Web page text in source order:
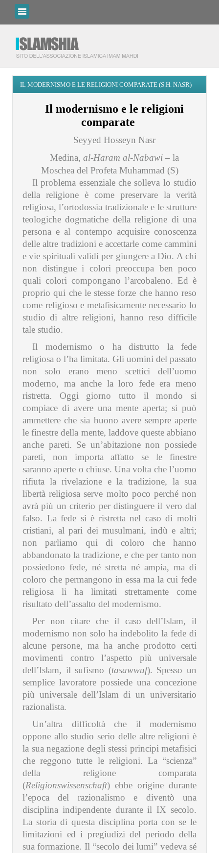
IL MODERNISMO E LE RELIGIONI COMPARATE (S.H. NASR)
Il modernismo e le religioni
comparate
Seyyed Hosseyn Nasr
Medina, al-Haram al-Nabawi – la
Moschea del Profeta Muhammad (S)
Il problema essenziale che solleva lo studio
della religione è come preservare la verità
religiosa, l’ortodossia tradizionale e le strutture
teologiche dogmatiche della religione di una
persona e al contempo acquisire conoscenza
delle altre tradizioni e accettarle come cammini
e vie spirituali validi per giungere a Dio. A chi
non distingue i colori preoccupa ben poco
quali colori compongano l’arcobaleno. Ed è
proprio qui che le stesse forze che hanno reso
come religioso e metafisicamente necessario lo
studio di altre religioni, hanno reso difficile
tale studio.
Il modernismo o ha distrutto la fede
religiosa o l’ha limitata. Gli uomini del passato
non solo erano meno scettici dell’uomo
moderno, ma anche la loro fede era meno
ristretta. Oggi giorno tutto il mondo si
compiace di avere una mente aperta; si può
ammettere che sia buono avere sempre aperte
le finestre della mente, laddove queste abbiano
anche pareti. Se un’abitazione non possiede
pareti, non importa affatto se le finestre
saranno aperte o chiuse. Una volta che l’uomo
rifiuta la rivelazione e la tradizione, la sua
libertà religiosa serve molto poco perché non
avrà più un criterio per distinguere il vero dal
falso. La fede si è ristretta nel caso di molti
cristiani, al pari dei musulmani, indù e altri;
non parliamo qui di coloro che hanno
abbandonato la tradizione, e che per tanto non
possiedono fede, né stretta né ampia, ma di
coloro che permangono in essa ma la cui fede
religiosa li ha limitati strettamente come
risultato dell’assalto del modernismo.
Per non citare che il caso dell’Islam, il
modernismo non solo ha indebolito la fede di
alcune persone, ma ha anche prodotto certi
movimenti contro l’aspetto più universale
dell’Islam, il sufismo (tasawwuf). Spesso un
semplice lavoratore possiede una concezione
più universale dell’Islam di un universitario
razionalista.
Un’altra difficoltà che il modernismo
oppone allo studio serio delle altre religioni è
la sua negazione degli stessi principi metafisici
che reggono tutte le religioni. La “scienza”
della religione comparata
(Religionswissenschaft) ebbe origine durante
l’epoca del razionalismo e diventò una
disciplina indipendente durante il IX secolo.
La storia di questa disciplina porta con se le
limitazioni ed i pregiudizi del periodo della
sua formazione. Il “secolo dei lumi” vedeva sé